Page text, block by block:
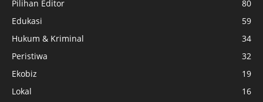
Pilihan Editor
80
Edukasi
59
Hukum & Kriminal
34
Peristiwa
32
Ekobiz
19
Lokal
16